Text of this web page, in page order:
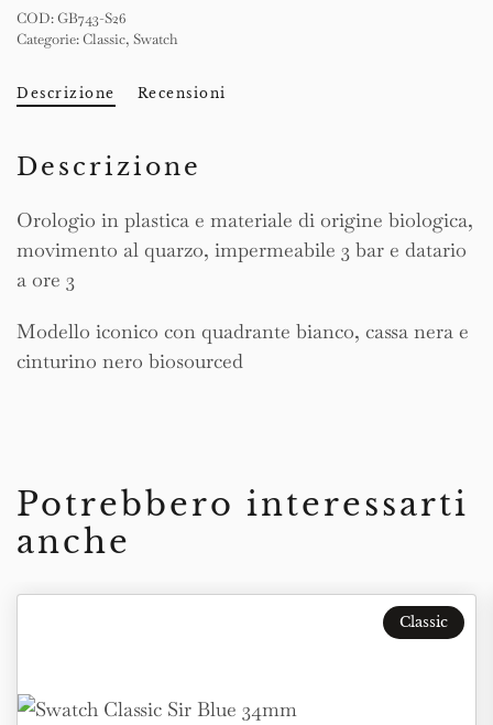
COD:GB743-S26
Categorie:Classic, Swatch
Descrizione Recensioni
Descrizione
Orologio in plastica e materiale di origine biologica,
movimento al quarzo, impermeabile 3 bar e datario
a ore 3
Modello iconico con quadrante bianco, cassa nera e
cinturino nero biosourced
Potrebbero interessarti
anche
Classic